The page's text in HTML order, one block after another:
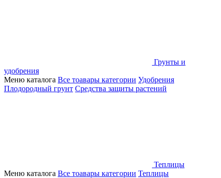
Грунты и
удобрения
Меню каталога Все тоавары категории Удобрения
Плодородный грунт Средства защиты растений
Теплицы
Меню каталога Все тоавары категории Теплицы